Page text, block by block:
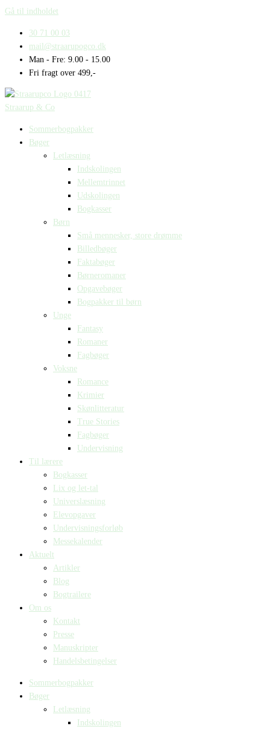
Gå til indholdet
30 71 00 03
mail@straarupogco.dk
Man - Fre: 9.00 - 15.00
Fri fragt over 499,-
Straarup & Co
Sommerbogpakker
Bøger
Letlæsning
Indskolingen
Mellemtrinnet
Udskolingen
Bogkasser
Børn
Små mennesker, store drømme
Billedbøger
Faktabøger
Børneromaner
Opgavebøger
Bogpakker til børn
Unge
Fantasy
Romaner
Fagbøger
Voksne
Romance
Krimier
Skønlitteratur
True Stories
Fagbøger
Undervisning
Til lærere
Bogkasser
Lix og let-tal
Universlæsning
Elevopgaver
Undervisningsforløb
Messekalender
Aktuelt
Artikler
Blog
Bogtrailere
Om os
Kontakt
Presse
Manuskripter
Handelsbetingelser
Sommerbogpakker
Bøger
Letlæsning
Indskolingen